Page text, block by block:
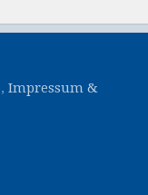
Impressum &